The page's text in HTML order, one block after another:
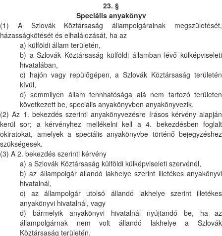
23. §
Speciális anyakönyv
(1) A Szlovák Köztársaság állampolgárainak megszületését,
házasságkötését és elhalálozását, ha az
a) külföldi állam területén,
b) a Szlovák Köztársaság külföldi államban lévő külképviseleti
hivatalában,
c) hajón vagy repülőgépen, a Szlovák Köztársaság területén
kívül,
d) semmilyen állam fennhatósága alá nem tartozó területen
következett be, speciális anyakönyvben anyakönyvezik.
(2) Az 1. bekezdés szerinti anyakönyvezésre írásos kérvény alapján
kerül sor; a kérvényhez mellékelni kell a 4. bekezdésben foglalt
okiratokat, amelyek a speciális anyakönyvbe történő bejegyzéshez
szükségesek.
(3) A 2. bekezdés szerinti kérvény
a) a Szlovák Köztársaság külföldi külképviseleti szervénél,
b) az állampolgár állandó lakhelye szerint illetékes anyakönyvi
hivatalnál,
c) az állampolgár utolsó állandó lakhelye szerint illetékes
anyakönyvi hivatalnál, vagy
d) bármelyik anyakönyvi hivatalnál nyújtandó be, ha az
állampolgárnak nem volt állandó lakhelye a Szlovák
Köztársaság területén.